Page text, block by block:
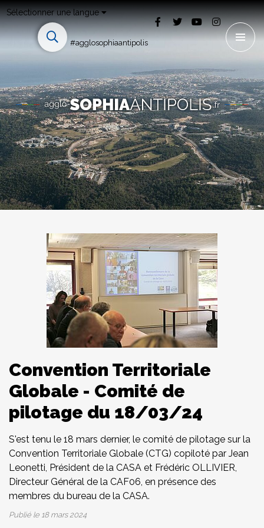
Sélectionner une langue
#agglosophiaantipolis
Convention Territoriale
Globale - Comité de
pilotage du 18/03/24
S'est tenu le 18 mars dernier, le comité de pilotage sur la
Convention Territoriale Globale (CTG) copiloté par Jean
Leonetti, Président de la CASA et Frédéric OLLIVIER,
Directeur Général de la CAF06, en présence des
membres du bureau de la CASA.
Publié le 18 mars 2024